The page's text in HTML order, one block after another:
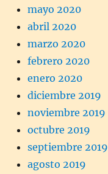
mayo 2020
abril 2020
marzo 2020
febrero 2020
enero 2020
diciembre 2019
noviembre 2019
octubre 2019
septiembre 2019
agosto 2019